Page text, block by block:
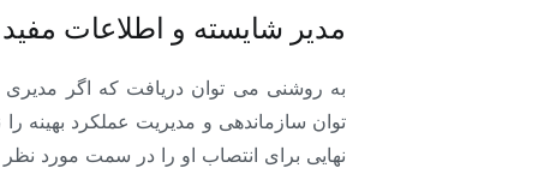
مدیر شایسته و اطلاعات
به روشنی می توان دریافت که اگر مدیری
توان سازماندهی و مدیریت عملکرد بهینه
نهایی برای انتصاب او را در سمت مورد